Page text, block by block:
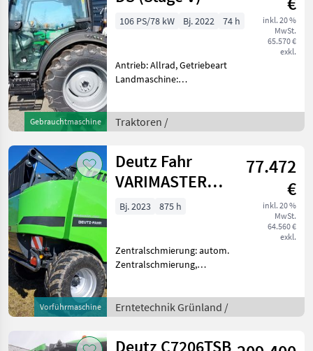
Gebrauchtmaschine
inkl. 20 %
MwSt.
65.570 €
exkl.
106 PS/78 kW Bj. 2022 74 h
Antrieb: Allrad, Getriebeart
Landmaschine:
Zapfwellendrehzahl:
540/540E/1000,
km/h: 40 km/h, Aufladung:
Tu
Traktoren /
Vorführmaschine
Deutz Fahr
VARIMASTER
1060
77.472
€
inkl. 20 %
MwSt.
64.560 €
exkl.
Bj. 2023 875 h
Zentralschmierung: autom.
Zentralschmierung,
Netzbindung,
Rollenniederhalter,
Hochleistungs-
Erntetechnik Grünland /
Deutz C7206TSB